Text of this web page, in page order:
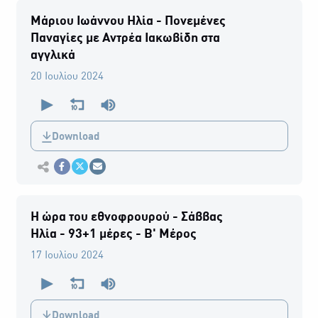
Μάριου Ιωάννου Ηλία - Πονεμένες
Παναγίες με Αντρέα Ιακωβίδη στα
αγγλικά
20 Ιουλίου 2024
seconds
0
secondsDownload
Κοινοποίηση στο Facebook
Κοινοποίηση Twitter
Αποστολή με Email
Η ώρα του εθνοφρουρού - Σάββας
Ηλία - 93+1 μέρες - B' Μέρος
17 Ιουλίου 2024
seconds
0
Download